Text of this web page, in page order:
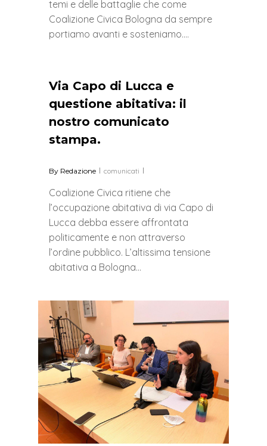
temi e delle battaglie che come
Coalizione Civica Bologna da sempre
portiamo avanti e sosteniamo….
Via Capo di Lucca e
questione abitativa: il
nostro comunicato
stampa.
By Redazione comunicati
Coalizione Civica ritiene che
l’occupazione abitativa di via Capo di
Lucca debba essere affrontata
politicamente e non attraverso
l’ordine pubblico. L’altissima tensione
abitativa a Bologna…